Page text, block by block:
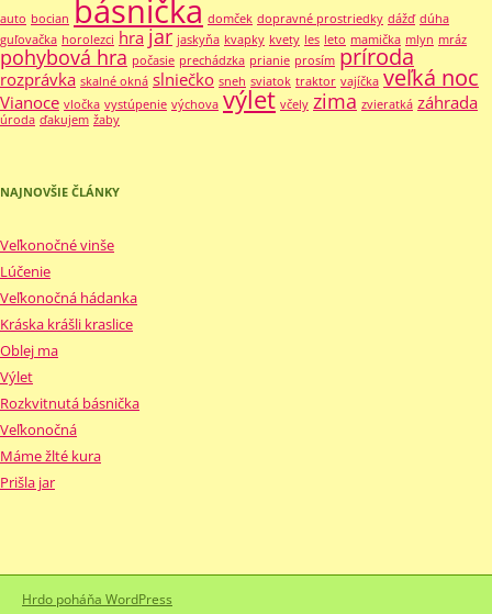
auto bocian básnička domček dopravné prostriedky dážď dúha
guľovačka horolezci hra jar jaskyňa kvapky kvety les leto mamička mlyn mráz
pohybová hra počasie prechádzka prianie prosím príroda
rozprávka skalné okná slniečko sneh sviatok traktor vajíčka veľká noc
Vianoce vločka vystúpenie výchova výlet včely zima zvieratká záhrada
úroda ďakujem žaby
NAJNOVŠIE ČLÁNKY
Veľkonočné vinše
Lúčenie
Veľkonočná hádanka
Kráska krášli kraslice
Oblej ma
Výlet
Rozkvitnutá básnička
Veľkonočná
Máme žlté kura
Prišla jar
Hrdo poháňa WordPress